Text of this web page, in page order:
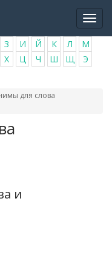
З И Й К Л
М
Х Ц Ч Ш Щ
Э
для слова
и